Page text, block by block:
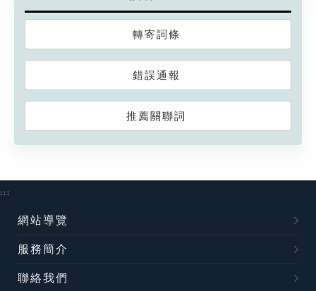
轉寄詞條
錯誤通報
推薦關聯詞
:::
網站導覽
服務簡介
聯絡我們